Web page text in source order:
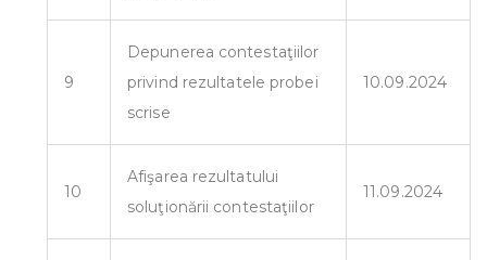
9
Depunerea contestaţiilor
privind rezultatele probei
scrise
10.09.2024
10
Afişarea rezultatului
soluţionării contestaţiilor
11.09.2024